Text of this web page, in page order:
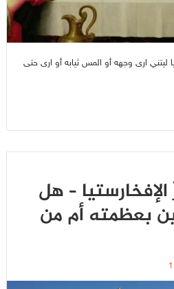
ليتني ارى وجهه أو المس ثيابه أو ارى حتى
– هل
بعظمته أم من